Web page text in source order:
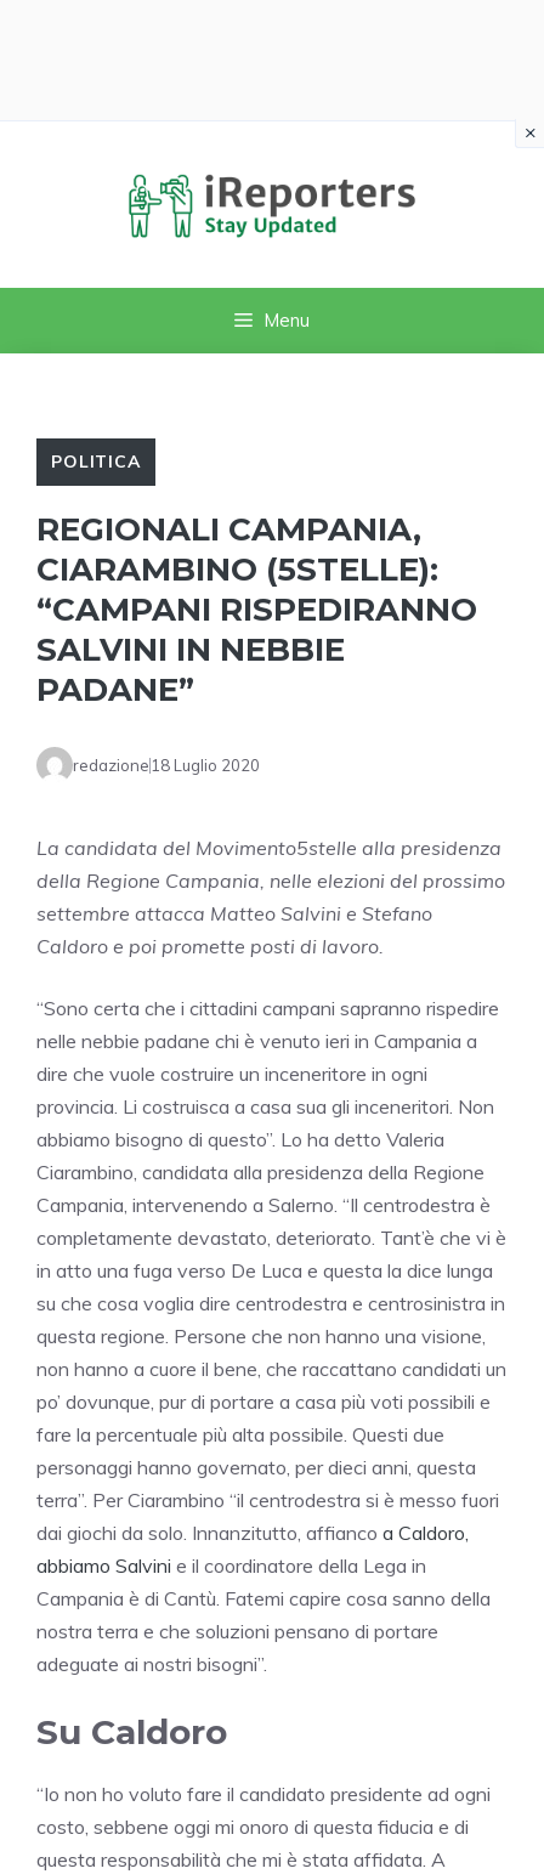
Menu
POLITICA
REGIONALI CAMPANIA,
CIARAMBINO (5STELLE):
“CAMPANI RISPEDIRANNO
SALVINI IN NEBBIE
PADANE”
redazione 18 Luglio 2020
La candidata del Movimento5stelle alla presidenza
della Regione Campania, nelle elezioni del prossimo
settembre attacca Matteo Salvini e Stefano
Caldoro e poi promette posti di lavoro.
“Sono certa che i cittadini campani sapranno rispedire
nelle nebbie padane chi è venuto ieri in Campania a
dire che vuole costruire un inceneritore in ogni
provincia. Li costruisca a casa sua gli inceneritori. Non
abbiamo bisogno di questo”. Lo ha detto Valeria
Ciarambino, candidata alla presidenza della Regione
Campania, intervenendo a Salerno. “Il centrodestra è
completamente devastato, deteriorato. Tant’è che vi è
in atto una fuga verso De Luca e questa la dice lunga
su che cosa voglia dire centrodestra e centrosinistra in
questa regione. Persone che non hanno una visione,
non hanno a cuore il bene, che raccattano candidati un
po’ dovunque, pur di portare a casa più voti possibili e
fare la percentuale più alta possibile. Questi due
personaggi hanno governato, per dieci anni, questa
terra”. Per Ciarambino “il centrodestra si è messo fuori
dai giochi da solo. Innanzitutto, affianco a Caldoro,
abbiamo Salvini e il coordinatore della Lega in
Campania è di Cantù. Fatemi capire cosa sanno della
nostra terra e che soluzioni pensano di portare
adeguate ai nostri bisogni”.
Su Caldoro
“Io non ho voluto fare il candidato presidente ad ogni
costo, sebbene oggi mi onoro di questa fiducia e di
questa responsabilità che mi è stata affidata. A
×